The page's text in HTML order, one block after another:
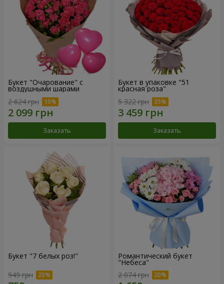
Букет "Очарование" с
воздушными шарами
2 624 грн
Заказать
Букет в упаковке "51
красная роза"
5 322 грн
Заказать
Букет "7 белых роз!"
949 грн
Романтический букет
"Небеса"
2 074 грн